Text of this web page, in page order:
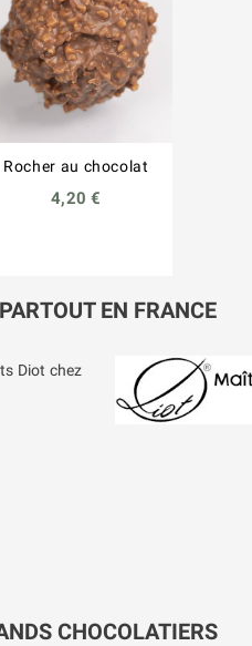
Rocher au chocolat
4,20 €
EN FRANCE
Diot chez
CHOCOLATIERS